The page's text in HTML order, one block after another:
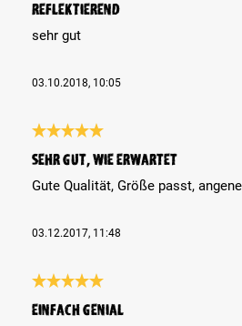
reflektierend
sehr gut
03.10.2018, 10:05
Sehr gut, wie erwartet
Gute Qualität, Größe passt,
03.12.2017, 11:48
Einfach genial